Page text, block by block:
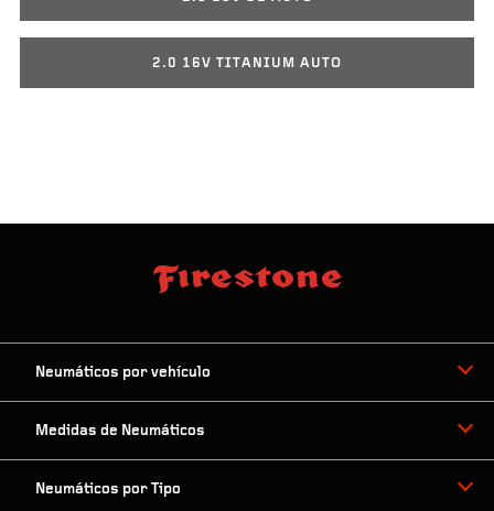
2.0 16V TITANIUM AUTO
Neumáticos por vehículo
Medidas de Neumáticos
Neumáticos por Tipo